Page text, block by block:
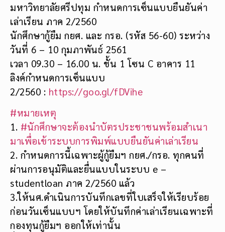
​มหาวิทยาลัยศรีปทุม กำหนดการเซ็นแบบยืนยันค่า
เล่าเรียน ภาค 2/2560
นักศึกษากู้ยืม กยศ. และ กรอ. (รหัส 56-60) ระหว่าง
วันที่ 6 – 10 กุมภาพันธ์ 2561
เวลา 09.30 – 16.00 น. ชั้น 1 โซน C อาคาร 11
ลิงค์กำหนดการเซ็นแบบ
2/2560 : https://goo.gl/fDVihe
#หมายเหตุ
1. #นักศึกษาจะต้องนำบัตรประชาชนพร้อมสำเนา
มาเพื่อเข้าระบบการพิมพ์แบบยืนยันค่าเล่าเรียน
2. กำหนดการนี้เฉพาะผู้กู้ยืมฯ กยศ./กรอ. ทุกคนที่
ผ่านการอนุมัติและยื่นแบบในระบบ e –
studentloan ภาค 2/2560 แล้ว
3.ให้นศ.ดำเนินการบันทึกเลขที่ใบเสร็จให้เรียบร้อย
ก่อนวันเซ็นแบบฯ โดยให้บันทึกค่าเล่าเรียนเฉพาะที่
กองทุนกู้ยืมฯ ออกให้เท่านั้น